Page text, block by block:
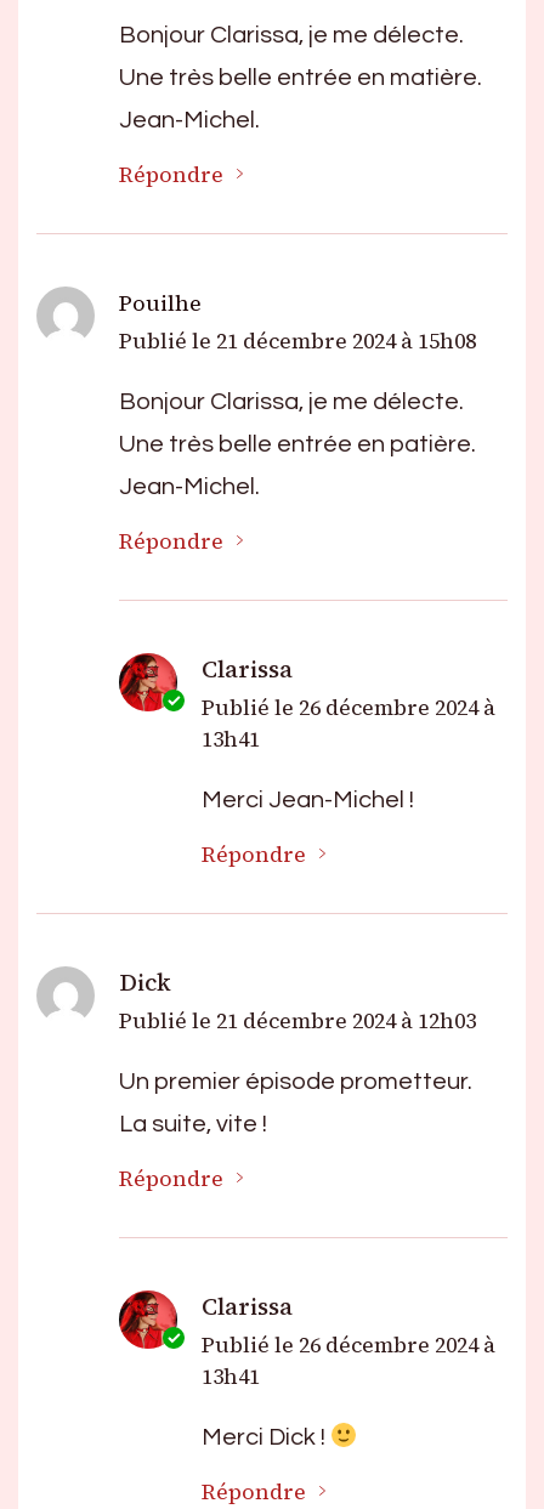
Bonjour Clarissa, je me délecte.
Une très belle entrée en matière.
Jean-Michel.
Répondre
Pouilhe
Publié le 21 décembre 2024 à 15h08
Bonjour Clarissa, je me délecte.
Une très belle entrée en patière.
Jean-Michel.
Répondre
Clarissa
Publié le 26 décembre 2024 à
13h41
Merci Jean-Michel !
Répondre
Dick
Publié le 21 décembre 2024 à 12h03
Un premier épisode prometteur.
La suite, vite !
Répondre
Clarissa
Publié le 26 décembre 2024 à
13h41
Merci Dick !
Répondre